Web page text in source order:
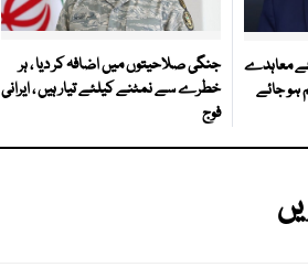
معاہدے
ہو جائے
جنگی صلاحیتوں میں اضافہ کر دیا ، ہر
خطرے سے نمٹنے کیلئے تیار ہیں ، ایرانی
فوج